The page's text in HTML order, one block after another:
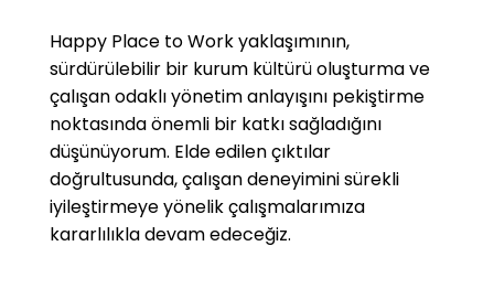
faaliyetlerini yürütmekte ve sürdürülebilir
kalkınmaya katkı sağlamaya yönelik
çalışmalarına devam etmektedir.
Happy Place to Work yaklaşımının,
sürdürülebilir bir kurum kültürü oluşturma ve
çalışan odaklı yönetim anlayışını pekiştirme
noktasında önemli bir katkı sağladığını
düşünüyorum. Elde edilen çıktılar
doğrultusunda, çalışan deneyimini sürekli
iyileştirmeye yönelik çalışmalarımıza
kararlılıkla devam edeceğiz.